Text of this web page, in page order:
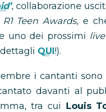
, collaborazione
R1 Teen Awards, e
uno dei prossimi
QUI!).
i cantanti
davanti al
tra cui Louis